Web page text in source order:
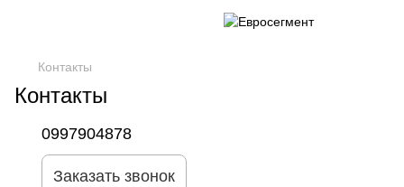
Контакты
Контакты
0997904878
Заказать звонок